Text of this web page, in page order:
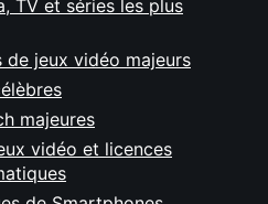
TV et séries les plus
de jeux vidéo majeurs
majeures
vidéo et licences